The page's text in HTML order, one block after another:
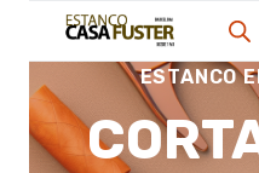
contenido
ESTANCO